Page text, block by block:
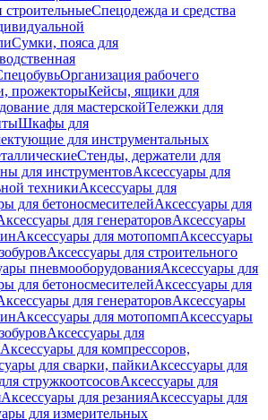
Спецодежда и средства
Сумки, пояса для
Организация рабочего
прожекторыКейсы, ящики для
для мастерскойТележки для
Шкафы для
для инструментальных
Стенды, держатели для
для инструментовАксессуары для
техникиАксессуары для
для бетоносмесителейАксессуары для
для генераторовАксессуары
Аксессуары для мотопомпАксессуары
Аксессуары для строительного
пневмооборудованияАксессуары для
для бетоносмесителейАксессуары для
для генераторовАксессуары
Аксессуары для мотопомпАксессуары
Аксессуары для
Аксессуары для компрессоров,
для сварки, пайкиАксессуары для
стружкоотсосовАксессуары для
Аксессуары для резанияАксессуары для
для измерительных